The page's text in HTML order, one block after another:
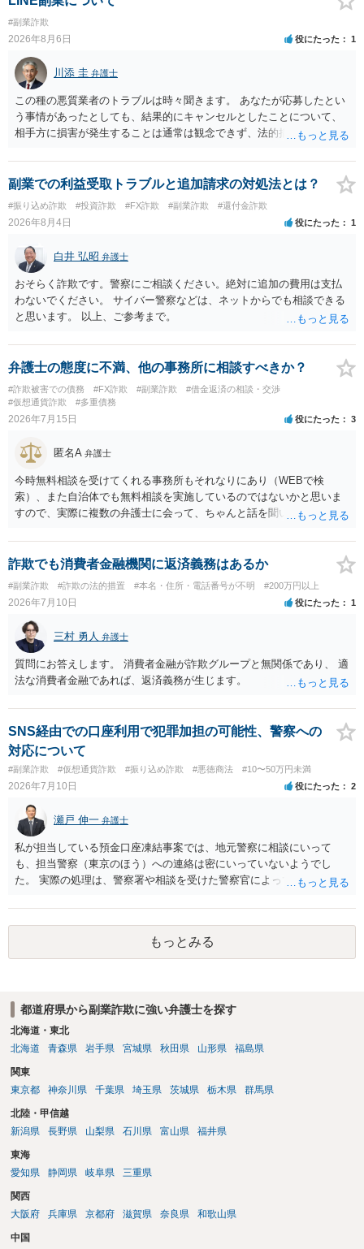
#副業詐欺
2026年8月6日 役にたった 1
川添 圭 弁護士
この種の悪質業者のトラブルは時々聞きます。 あなたが応募したとい
う事情があったとしても、結果的にキャンセルとしたことについて、
相手方に損害が発生することは通常は観念できず、法的措置を採って
ず、最寄りの消費生活センターへ相談し、連絡を無視してよいかどう
かのアドバイスを受けられることをお勧めします。しつこいようであ
れば、弁護士へ依頼して警告してもらうことも必要になるかもしれま
せん。
副業での利益受取トラブルと追加請求の対処法とは？
#振り込め詐欺 #投資詐欺 #FX詐欺 #副業詐欺 #還付金詐欺
2026年8月4日 役にたった 1
白井 弘昭 弁護士
おそらく詐欺です。警察にご相談ください。絶対に追加の費用は支払
わないでください。 サイバー警察などは、ネットからでも相談できる
と思います。 以上、ご参考まで。
弁護士の態度に不満、他の事務所に相談すべきか？
#詐欺被害での債務 #FX詐欺 #副業詐欺
#借金返済の相談・交渉
#仮想通貨詐欺
#多重債務
2026年7月15日 役にたった 3
匿名A 弁護士
今時無料相談を受けてくれる事務所もそれなりにあり（WEBで検
索）、また自治体でも無料相談を実施しているのではないかと思いま
すので、実際に複数の弁護士に会って、ちゃんと話を聞いてくれる
はそもそも事案を把握できていないようですので、御相談の案件につ
いては弁護士として能力不足なのかもしれません。相手にしない方が
良いと思います。ただ、仮想通貨詐欺の被害回復は現実的には難しい
かもしれません。
詐欺でも消費者金融機関に返済義務はあるか
#副業詐欺 #詐欺の法的措置 #本名・住所・電話番号が不明 #200万円以上
2026年7月10日 役にたった 1
三村 勇人 弁護士
質問にお答えします。 消費者金融が詐欺グループと無関係であり、 適
法な消費者金融であれば、返済義務が生じます。
SNS経由での口座利用で犯罪加担の可能性、警察への
対応について
#副業詐欺 #仮想通貨詐欺 #振り込め詐欺 #悪徳商法 #10〜50万円未満
2026年7月10日 役にたった 2
瀬戸 伸一 弁護士
私が担当している預金口座凍結事案では、地元警察に相談にいって
も、担当警察（東京のほう）への連絡は密にいっていないようでし
た。 実際の処理は、警察署や相談を受けた警察官によってだいぶ変わ
いて弁護士に依頼を検討されてください。
もっとみる
都道府県から副業詐欺に強い弁護士を探す
北海道・東北
北海道
青森県 岩手県 宮城県 秋田県 山形県 福島県
関東
東京都
神奈川県 千葉県 埼玉県 茨城県 栃木県 群馬県
北陸・甲信越
新潟県
長野県 山梨県 石川県 富山県 福井県
東海
愛知県
静岡県 岐阜県 三重県
関西
大阪府
兵庫県 京都府 滋賀県 奈良県 和歌山県
中国